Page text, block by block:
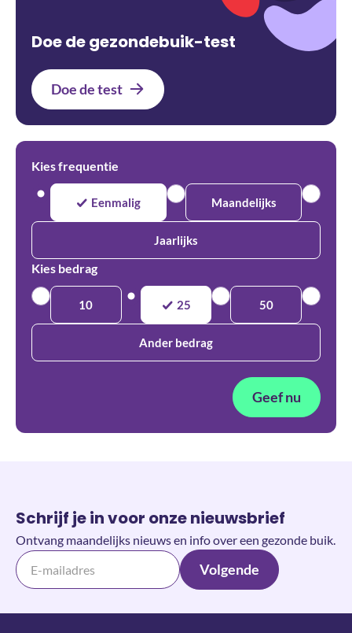
Doe de gezondebuik-test
Doe de test
Kies frequentie
Eenmalig Maandelijks
Jaarlijks
Kies bedrag
10 25 50
Ander bedrag
Geef nu
Schrijf je in voor onze nieuwsbrief
Ontvang maandelijks nieuws en info over een gezonde buik.
Volgende